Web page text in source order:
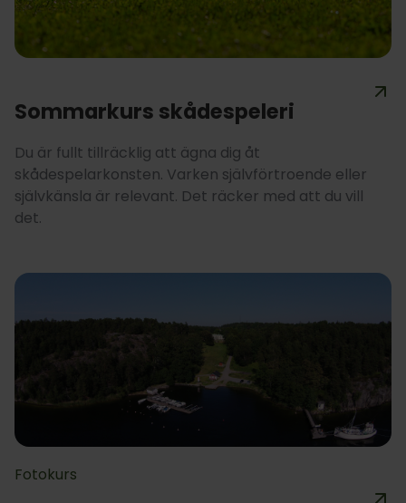
Sommarkurs skådespeleri
Du är fullt tillräcklig att ägna dig åt
skådespelarkonsten. Varken självförtroende eller
självkänsla är relevant. Det räcker med att du vill
det.
Fotokurs